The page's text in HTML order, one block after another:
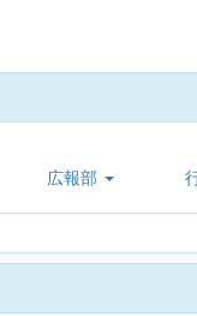
広報部